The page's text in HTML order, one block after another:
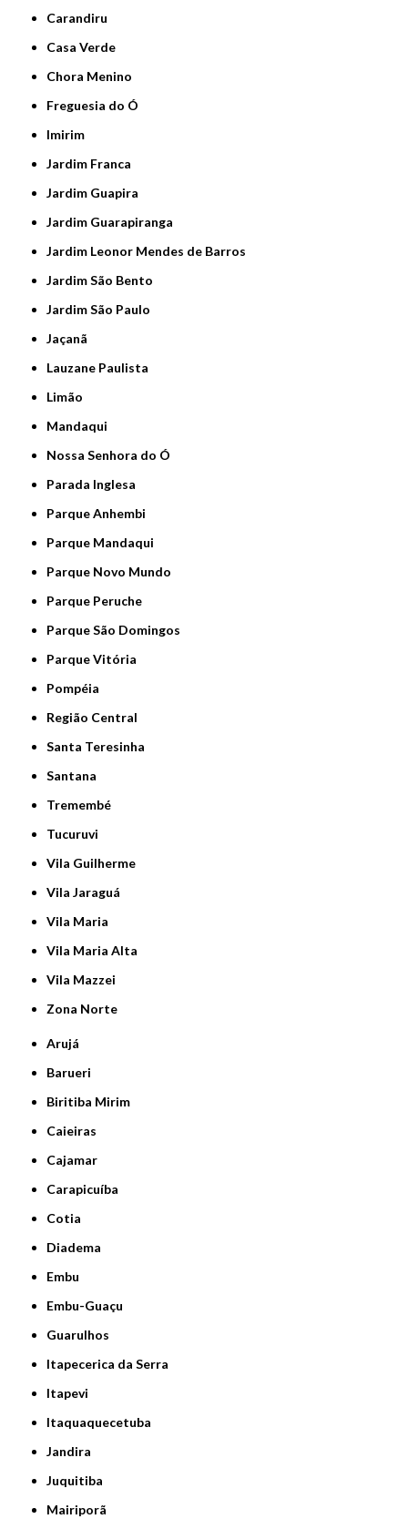
Carandiru
Casa Verde
Chora Menino
Freguesia do Ó
Imirim
Jardim Franca
Jardim Guapira
Jardim Guarapiranga
Jardim Leonor Mendes de Barros
Jardim São Bento
Jardim São Paulo
Jaçanã
Lauzane Paulista
Limão
Mandaqui
Nossa Senhora do Ó
Parada Inglesa
Parque Anhembi
Parque Mandaqui
Parque Novo Mundo
Parque Peruche
Parque São Domingos
Parque Vitória
Pompéia
Região Central
Santa Teresinha
Santana
Tremembé
Tucuruvi
Vila Guilherme
Vila Jaraguá
Vila Maria
Vila Maria Alta
Vila Mazzei
Zona Norte
Arujá
Barueri
Biritiba Mirim
Caieiras
Cajamar
Carapicuíba
Cotia
Diadema
Embu
Embu-Guaçu
Guarulhos
Itapecerica da Serra
Itapevi
Itaquaquecetuba
Jandira
Juquitiba
Mairiporã